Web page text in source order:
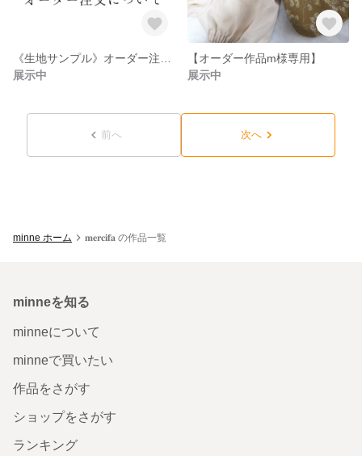
展示中
【オーダー作品m様専用】
展示中
前へ 次へ
minne ホーム 𝐦𝐞𝐫𝐜𝐢𝐟𝐚 の作品一覧
minneを知る
minneについて
minneで買いたい
作品をさがす
ショップをさがす
ランキング